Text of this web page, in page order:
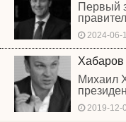
Первый
2024-06-
Михаил
2019-12-